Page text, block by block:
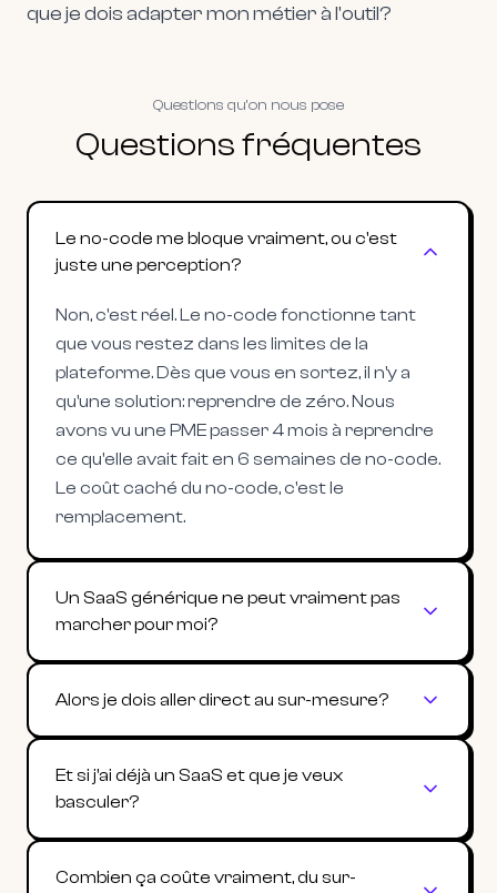
que je dois adapter mon métier à l'outil?
Questions qu'on nous pose
Questions fréquentes
Le no-code me bloque vraiment, ou c'est
juste une perception?
Non, c'est réel. Le no-code fonctionne tant
que vous restez dans les limites de la
plateforme. Dès que vous en sortez, il n'y a
qu'une solution: reprendre de zéro. Nous
avons vu une PME passer 4 mois à reprendre
ce qu'elle avait fait en 6 semaines de no-code.
Le coût caché du no-code, c'est le
remplacement.
Un SaaS générique ne peut vraiment pas
marcher pour moi?
Alors je dois aller direct au sur-mesure?
Et si j'ai déjà un SaaS et que je veux
basculer?
Combien ça coûte vraiment, du sur-